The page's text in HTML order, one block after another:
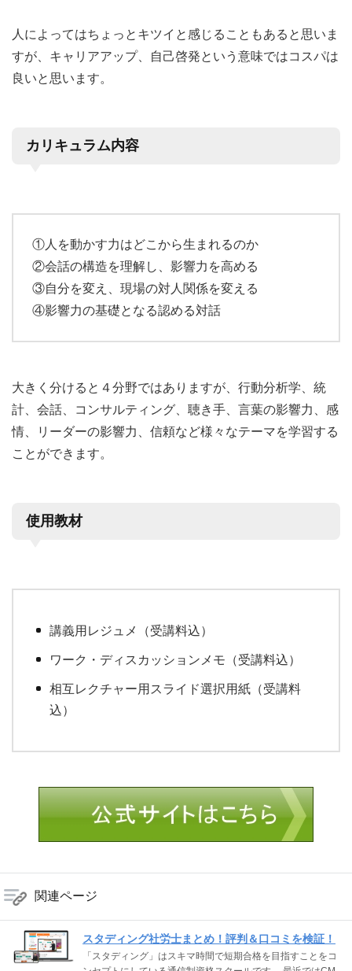
人によってはちょっとキツイと感じることもあると思いま
すが、キャリアアップ、自己啓発という意味ではコスパは
良いと思います。
カリキュラム内容
①人を動かす力はどこから生まれるのか
②会話の構造を理解し、影響力を高める
③自分を変え、現場の対人関係を変える
④影響力の基礎となる認める対話
大きく分けると４分野ではありますが、行動分析学、統
計、会話、コンサルティング、聴き手、言葉の影響力、感
情、リーダーの影響力、信頼など様々なテーマを学習する
ことができます。
使用教材
講義用レジュメ（受講料込）
ワーク・ディスカッションメモ（受講料込）
相互レクチャー用スライド選択用紙（受講料
込）
関連ページ
スタディング社労士まとめ！評判＆口コミを検証！
「スタディング」はスキマ時間で短期合格を目指すことをコ